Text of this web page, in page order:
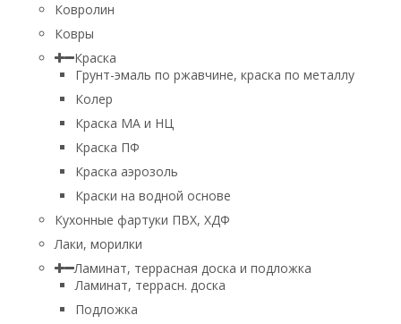
Ковролин
Ковры
Краска
Грунт-эмаль по ржавчине, краска по металлу
Колер
Краска МА и НЦ
Краска ПФ
Краска аэрозоль
Краски на водной основе
Кухонные фартуки ПВХ, ХДФ
Лаки, морилки
Ламинат, террасная доска и подложка
Ламинат, террасн. доска
Подложка